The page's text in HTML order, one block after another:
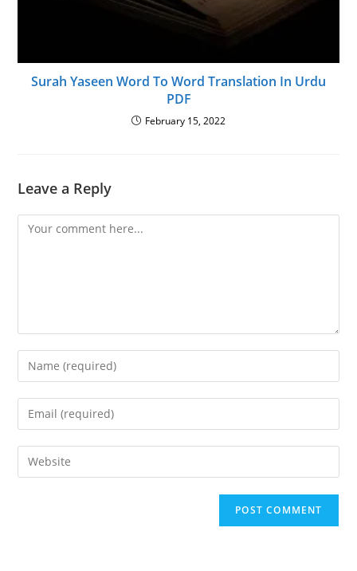
Surah Yaseen Word To Word Translation In Urdu
PDF
February 15, 2022
Leave a Reply
Comment
Enter
your
name
comment
Enter
your
email
address
Enter
your